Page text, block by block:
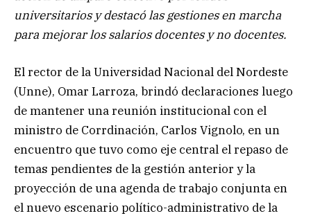
universitarios y destacó las gestiones en marcha
para mejorar los salarios docentes y no docentes.
El rector de la Universidad Nacional del Nordeste
(Unne), Omar Larroza, brindó declaraciones luego
de mantener una reunión institucional con el
ministro de Corrdinación, Carlos Vignolo, en un
encuentro que tuvo como eje central el repaso de
temas pendientes de la gestión anterior y la
proyección de una agenda de trabajo conjunta en
el nuevo escenario político-administrativo de la